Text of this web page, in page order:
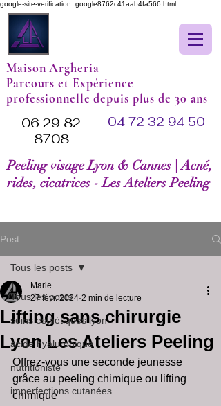
google-site-verification: google8762c41aab4fa566.html
Maison Argheria
Parcours et Expérience
professionnelle depuis plus de 30 ans
06 29 82
8708
04 72 32 94 50
Peeling visage Lyon & Cannes | Acné,
rides, cicatrices - Les Ateliers Peeling
Post
Tous les posts
soins esthétiques lyon
acide hyaluronique
nutritioniste
imperfections cutanées
Tous les posts
Lifting sans chirurgie
Lyon Les Ateliers Peeling
Marie
27 févr. 2024 2 min de lecture
Offrez-vous une seconde jeunesse
grâce au peeling chimique ou lifting
chimique